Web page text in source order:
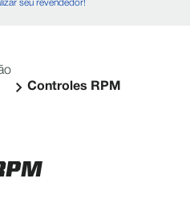
seu revendedor!
Controles RPM